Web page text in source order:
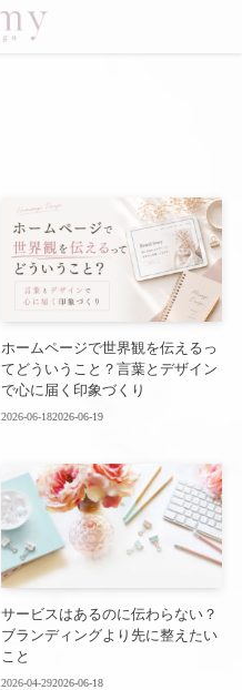
ホームページで世界観を伝えるっ
てどういうこと？言葉とデザイン
で心に届く印象づくり
2026-06-182026-06-19
サービスはあるのに伝わらない？
ブランディングより先に整えたい
こと
2026-04-292026-06-18